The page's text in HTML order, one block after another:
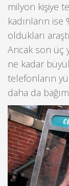
milyon kişiye
kadınların
oldukları
Ancak son üç
ne kadar
telefonların
daha da